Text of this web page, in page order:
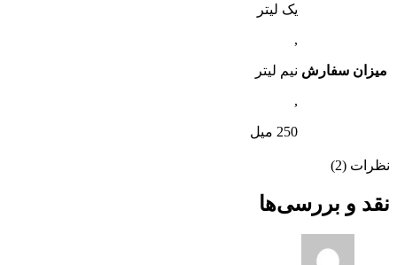
میزان سفارش
یک لیتر
,
نیم لیتر
,
250 میل
نظرات (2)
نقد و بررسی‌ها